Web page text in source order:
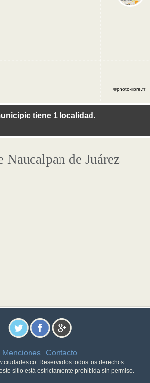
tiene 1 localidad.
©photo-libre.fr
Naucalpan de Juárez
Menciones - Contacto
Reservados todos los derechos.
sitio está estrictamente prohibida sin permiso.